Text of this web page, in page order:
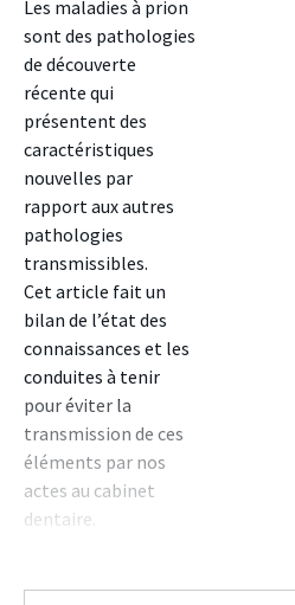
Les maladies à prion
sont des pathologies
de découverte
récente qui
présentent des
caractéristiques
nouvelles par
rapport aux autres
pathologies
transmissibles.
Cet article fait un
bilan de l’état des
connaissances et les
conduites à tenir
pour éviter la
transmission de ces
éléments par nos
actes au cabinet
dentaire.